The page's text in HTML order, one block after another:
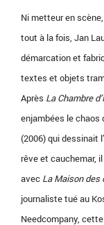
Ni metteur en
tout à la fois, Jan
démarcation et
textes et objets
Après La Chambre
enjambées le chaos
(2006) qui dessinait
rêve et cauchemar,
avec La Maison des
journaliste tué au
Needcompany,